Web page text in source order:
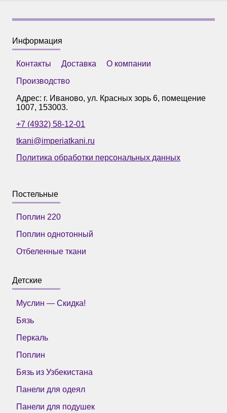
Информация
Контакты Доставка
О компании
Производство
Адрес: г. Иваново, ул. Красных зорь 6, помещение
1007, 153003.
+7 (4932) 58-12-01
tkani@imperiatkani.ru
Политика обработки персональных данных
Постельные
Поплин 220
Поплин однотонный
Отбеленные ткани
Детские
Муслин — Скидка!
Бязь
Перкаль
Поплин
Бязь из Узбекистана
Панели для одеял
Панели для подушек